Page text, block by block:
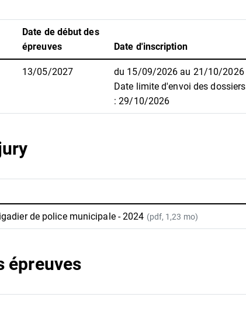
Date de début des
épreuves
Date d'inscription
13/05/2027
du 15/09/2026 au 21/10/2026
Date limite d'envoi des dossiers
: 29/10/2026
de police municipale - 2024 (pdf, 1,23 mo)
épreuves